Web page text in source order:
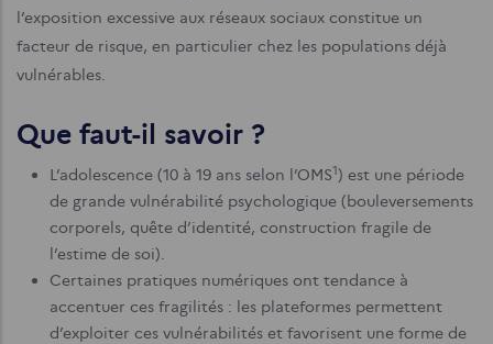
l’exposition excessive aux réseaux sociaux constitue un
facteur de risque, en particulier chez les populations déjà
vulnérables.
Que faut-il savoir ?
L’adolescence (10 à 19 ans selon l’OMS1) est une période
de grande vulnérabilité psychologique (bouleversements
corporels, quête d’identité, construction fragile de
l’estime de soi).
Certaines pratiques numériques ont tendance à
accentuer ces fragilités : les plateformes permettent
d’exploiter ces vulnérabilités et favorisent une forme de